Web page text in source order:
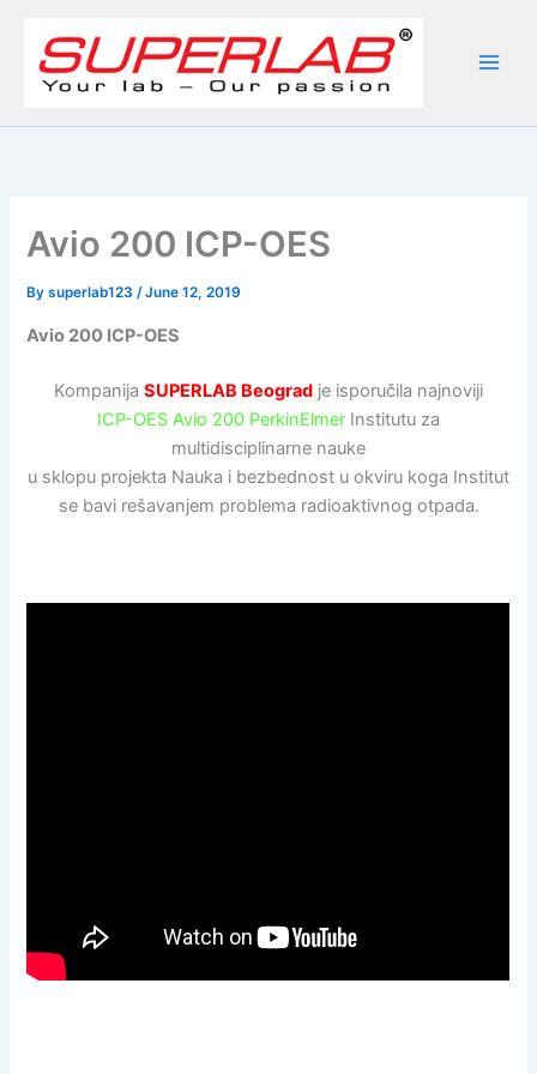
content
Avio 200 ICP-OES
Bysuperlab123/June 12, 2019
Avio 200 ICP-OES
Kompanija SUPERLAB Beograd je isporučila najnoviji
ICP-OES Avio 200 PerkinElmer Institutu za
multidisciplinarne nauke
u sklopu projekta Nauka i bezbednost u okviru koga Institut
se bavi rešavanjem problema radioaktivnog otpada.